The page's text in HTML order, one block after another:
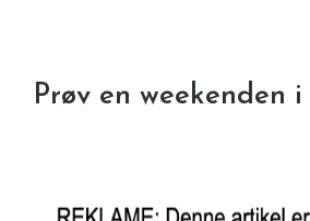
Prøv en weekenden